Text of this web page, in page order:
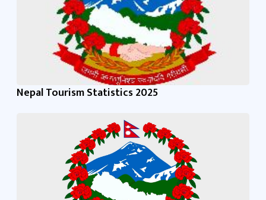
Nepal Tourism Statistics 2025